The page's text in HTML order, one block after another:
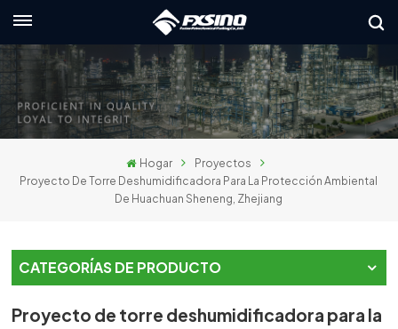
Hogar
Proyectos
Proyecto De Torre Deshumidificadora Para La Protección Ambiental
De Huachuan Sheneng, Zhejiang
CATEGORÍAS DE PRODUCTO
Proyecto de torre deshumidificadora para la